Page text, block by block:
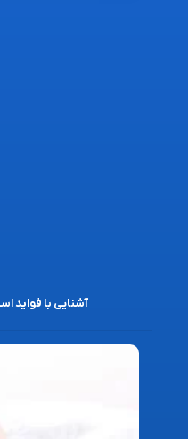
آشنایی با فواید